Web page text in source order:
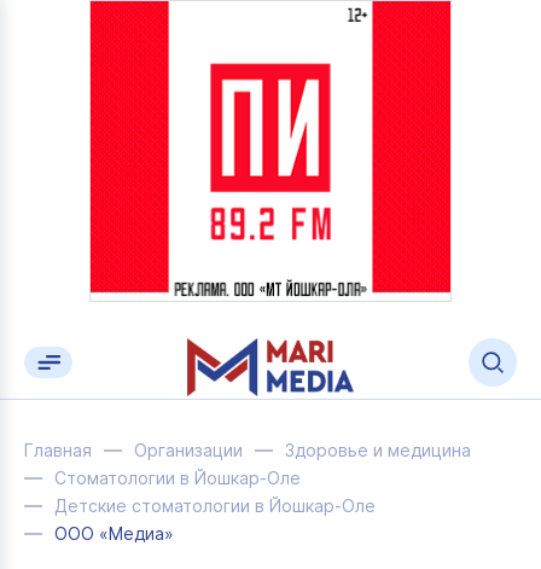
Главная Организации
Здоровье и медицина
Стоматологии в Йошкар-Оле
Детские стоматологии в Йошкар-Оле
ООО «Медиа»